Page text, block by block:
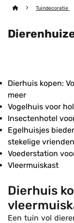
Tuindecoratie
Dierhuis kopen:
meer
Vogelhuis voor
Insectenhotel
Egelhuisjes
stekelige vrienden
Voederstation
Vleermuiskast
Dierhuis
Een tuin vol